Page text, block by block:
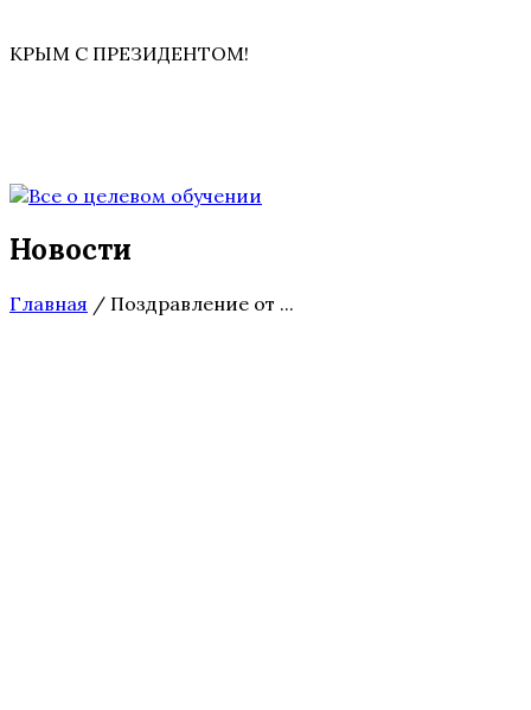
КРЫМ С ПРЕЗИДЕНТОМ!
Новости
Главная / Поздравление от ...